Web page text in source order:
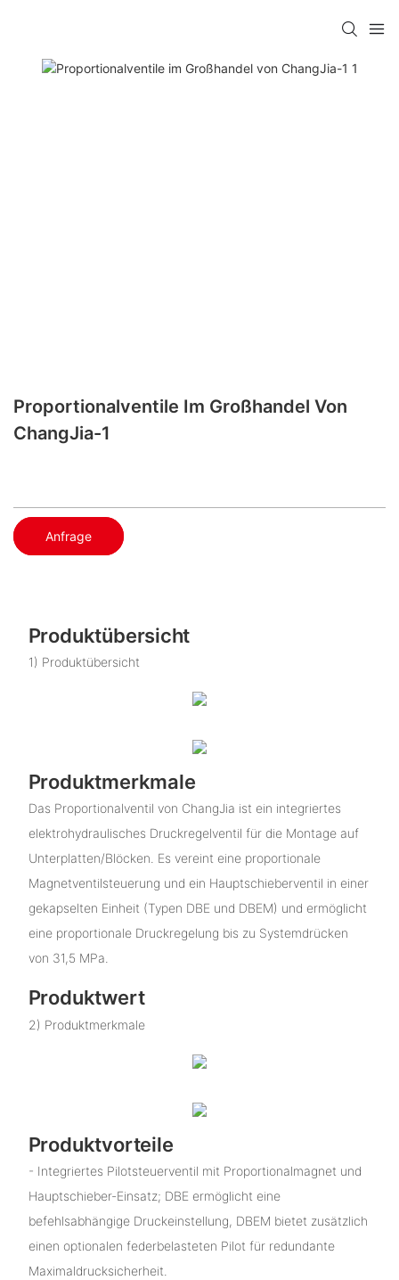
Proportionalventile Im Großhandel Von
ChangJia-1
Anfrage
Produktübersicht
1) Produktübersicht
Produktmerkmale
Das Proportionalventil von ChangJia ist ein integriertes
elektrohydraulisches Druckregelventil für die Montage auf
Unterplatten/Blöcken. Es vereint eine proportionale
Magnetventilsteuerung und ein Hauptschieberventil in einer
gekapselten Einheit (Typen DBE und DBEM) und ermöglicht
eine proportionale Druckregelung bis zu Systemdrücken
von 31,5 MPa.
Produktwert
2) Produktmerkmale
Produktvorteile
- Integriertes Pilotsteuerventil mit Proportionalmagnet und
Hauptschieber-Einsatz; DBE ermöglicht eine
befehlsabhängige Druckeinstellung, DBEM bietet zusätzlich
einen optionalen federbelasteten Pilot für redundante
Maximaldrucksicherheit.